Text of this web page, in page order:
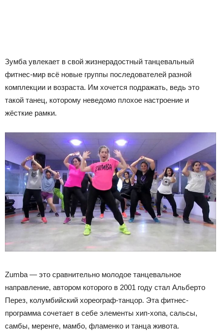
Зумба увлекает в свой жизнерадостный танцевальный
фитнес-мир всё новые группы последователей разной
комплекции и возраста. Им хочется подражать, ведь это
такой танец, которому неведомо плохое настроение и
жёсткие рамки.
Zumba — это сравнительно молодое танцевальное
направление, автором которого в 2001 году стал Альберто
Перез, колумбийский хореограф-танцор. Эта фитнес-
программа сочетает в себе элементы хип-хопа, сальсы,
самбы, меренге, мамбо, фламенко и танца живота.